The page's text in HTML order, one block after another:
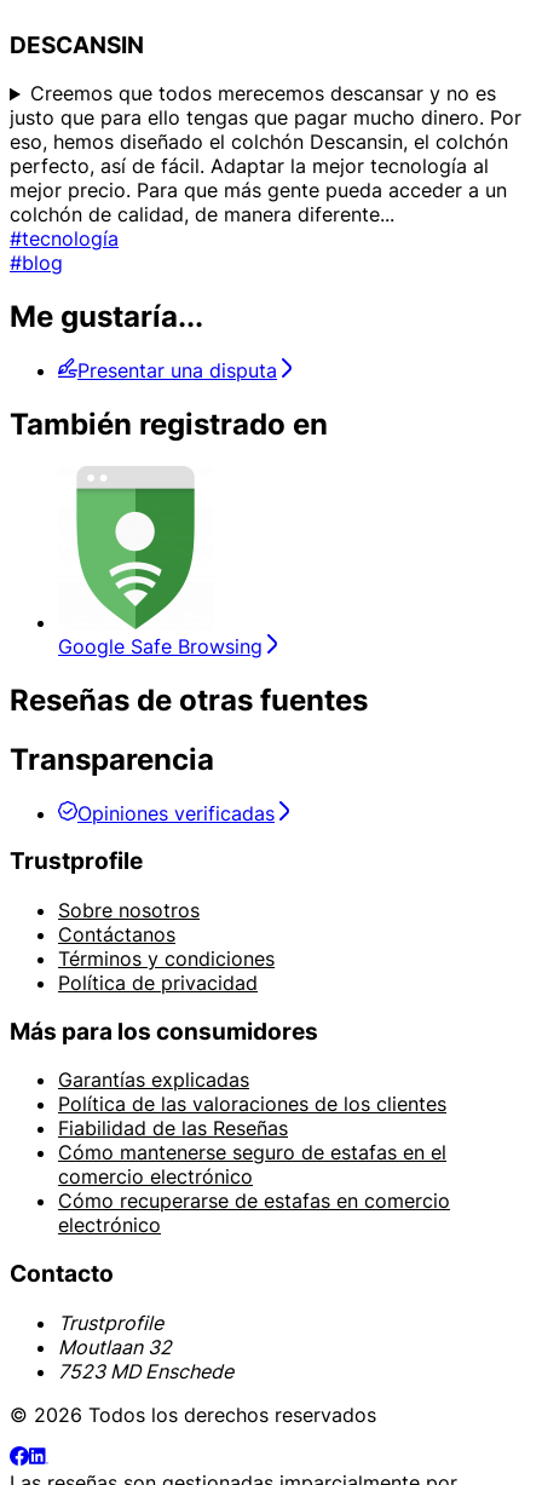
DESCANSIN
Creemos que todos merecemos descansar y no es
justo que para ello tengas que pagar mucho dinero. Por
eso, hemos diseñado el colchón Descansin, el colchón
perfecto, así de fácil. Adaptar la mejor tecnología al
mejor precio. Para que más gente pueda acceder a un
colchón de calidad, de manera diferente...
#tecnología
#blog
Me gustaría...
Presentar una disputa
También registrado en
Google Safe Browsing
Reseñas de otras fuentes
Transparencia
Opiniones verificadas
Trustprofile
Sobre nosotros
Contáctanos
Términos y condiciones
Política de privacidad
Más para los consumidores
Garantías explicadas
Política de las valoraciones de los clientes
Fiabilidad de las Reseñas
Cómo mantenerse seguro de estafas en el
comercio electrónico
Cómo recuperarse de estafas en comercio
electrónico
Contacto
Trustprofile
Moutlaan 32
7523 MD Enschede
© 2026 Todos los derechos reservados